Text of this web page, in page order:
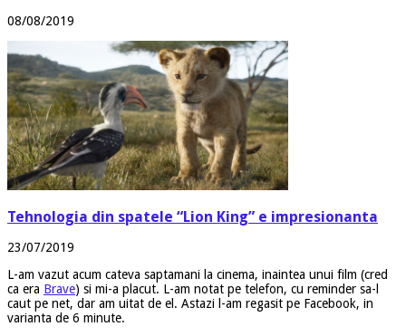
08/08/2019
Tehnologia din spatele “Lion King” e impresionanta
23/07/2019
L-am vazut acum cateva saptamani la cinema, inaintea unui film (cred
ca era Brave) si mi-a placut. L-am notat pe telefon, cu reminder sa-l
caut pe net, dar am uitat de el. Astazi l-am regasit pe Facebook, in
varianta de 6 minute.